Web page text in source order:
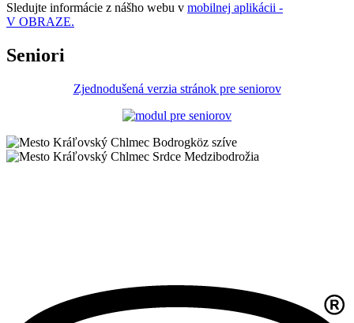
Sledujte informácie z nášho webu v mobilnej aplikácii -
V OBRAZE.
Seniori
Zjednodušená verzia stránok pre seniorov
Bodrogköz szíve
Srdce Medzibodrožia